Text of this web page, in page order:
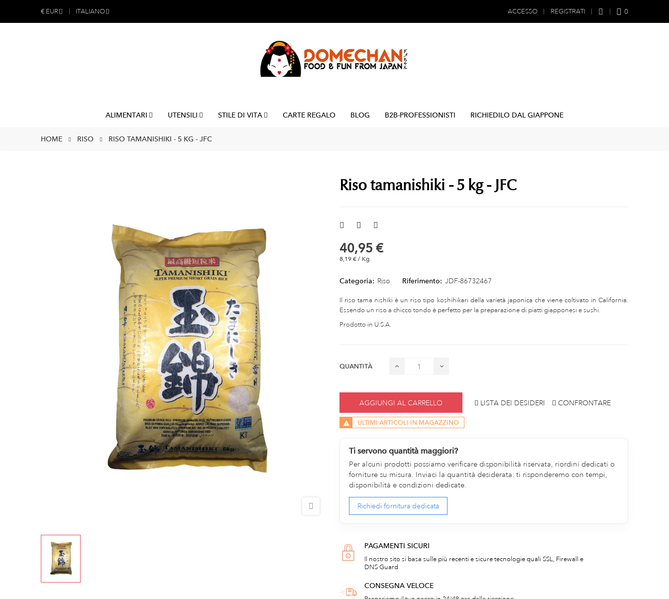
€ EUR ITALIANO ACCESSO REGISTRATI 0
ALIMENTARI UTENSILI STILE DI VITA CARTE REGALO BLOG B2B-PROFESSIONISTI RICHIEDILO DAL GIAPPONE
HOME RISO RISO TAMANISHIKI - 5 KG - JFC
Riso tamanishiki - 5 kg - JFC
40,95 €
8,19 € / Kg
Categoria: Riso Riferimento: JDF-86732467
Il riso tama nishiki è un riso tipo koshihikari della varietà japonica che viene coltivato in California.
Essendo un riso a chicco tondo è perfetto per la preparazione di piatti giapponesi e sushi.
Prodotto in U.S.A.
QUANTITÀ
AGGIUNGI AL CARRELLO LISTA DEI DESIDERI CONFRONTARE
ULTIMI ARTICOLI IN MAGAZZINO
Ti servono quantità maggiori?
Per alcuni prodotti possiamo verificare disponibilità riservata, riordini dedicati o
forniture su misura. Inviaci la quantità desiderata: ti risponderemo con tempi,
disponibilità e condizioni dedicate.
Richiedi fornitura dedicata
PAGAMENTI SICURI
Il nostro sito si basa sulle più recenti e sicure tecnologie quali SSL, Firewall e
DNS Guard
CONSEGNA VELOCE